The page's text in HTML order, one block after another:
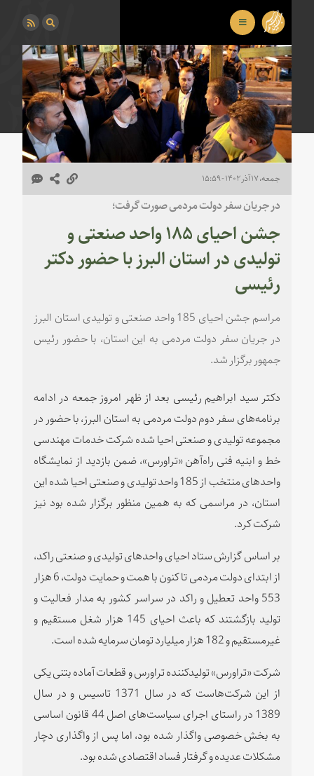
جمعه، ۱۷ آذر ۱۴۰۲ - ۱۵:۵۹
در جریان سفر دولت مردمی صورت گرفت؛
جشن احیای ۱۸۵ واحد صنعتی و
تولیدی در استان البرز با حضور دکتر
رئیسی
مراسم جشن احیای 185 واحد صنعتی و تولیدی استان البرز
در جریان سفر دولت مردمی به این استان، با حضور رئیس
جمهور برگزار شد.
دکتر سید ابراهیم رئیسی بعد از ظهر امروز جمعه در ادامه
برنامه‌های سفر دوم دولت مردمی به استان البرز، با حضور در
مجموعه تولیدی و صنعتی احیا شده شرکت خدمات مهندسی
خط و ابنیه فنی راه‌آهن «تراورس»، ضمن بازدید از نمایشگاه
واحدهای منتخب از 185 واحد تولیدی و صنعتی احیا شده این
استان، در مراسمی که به همین منظور برگزار شده بود نیز
شرکت کرد.
بر اساس گزارش ستاد احیای واحدهای تولیدی و صنعتی راکد،
از ابتدای دولت مردمی تا کنون با همت و حمایت دولت، 6 هزار
553 واحد تعطیل و راکد در سراسر کشور به مدار فعالیت و
تولید بازگشتند که باعث احیای 145 هزار شغل مستقیم و
غیرمستقیم و 182 هزار میلیارد تومان سرمایه شده است.
شرکت «تراورس» تولیدکننده تراورس و قطعات آماده بتنی یکی
از این شرکت‌هاست که در سال 1371 تاسیس و در سال
1389 در راستای اجرای سیاست‌های اصل 44 قانون اساسی
به بخش خصوصی واگذار شده بود، اما پس از واگذاری دچار
مشکلات عدیده و گرفتار فساد اقتصادی شده بود.